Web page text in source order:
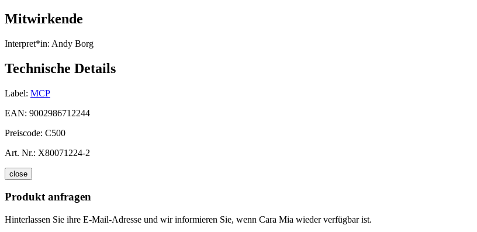
Mitwirkende
Interpret*in: Andy Borg
Technische Details
Label: MCP
EAN: 9002986712244
Preiscode: C500
Art. Nr.: X80071224-2
close
Produkt anfragen
Hinterlassen Sie ihre E-Mail-Adresse und wir informieren Sie, wenn Cara Mia wieder verfügbar ist.